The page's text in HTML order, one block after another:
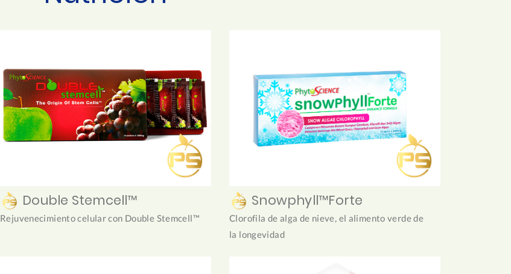
Double Stemcell™
Rejuvenecimiento celular con Double Stemcell™
Snowphyll™Forte
Clorofila de alga de nieve, el alimento verde de
la longevidad